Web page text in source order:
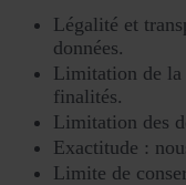
Légalité et
données.
Limitation de la
finalités.
Limitation des
Exactitude :
Limite de